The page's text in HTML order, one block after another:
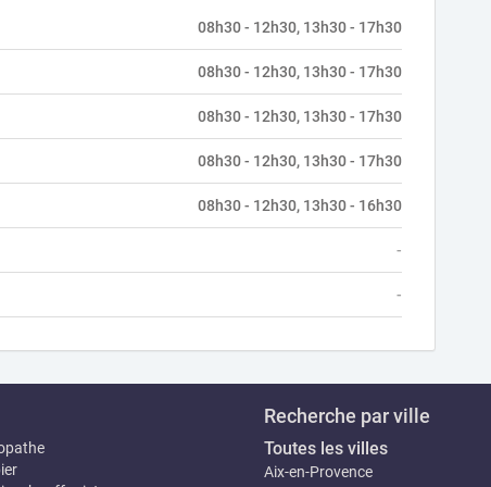
08h30 - 12h30, 13h30 - 17h30
08h30 - 12h30, 13h30 - 17h30
08h30 - 12h30, 13h30 - 17h30
08h30 - 12h30, 13h30 - 17h30
08h30 - 12h30, 13h30 - 16h30
-
-
Recherche par ville
Toutes les villes
Aix-en-Provence